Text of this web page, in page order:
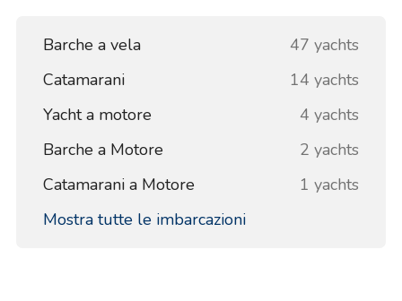
Barche a vela
47 yachts
Catamarani
14 yachts
Yacht a motore
4 yachts
Barche a Motore
2 yachts
Catamarani a Motore
1 yachts
Mostra tutte le imbarcazioni